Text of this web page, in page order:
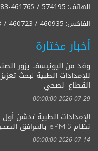
الهاتف: 461765 / 574195
الفاكس: / 460723 / 460935
أخبار مختارة
وفد من اليونيسف يزور
للإمدادات الطبية لبحث
القطاع الصحي
2026-07-29 00:00:00
الإمدادات الطبية تدشن
نظام ePMIS بالمرافق الصحية في (12) ولاية
2026-07-14 00:00:00